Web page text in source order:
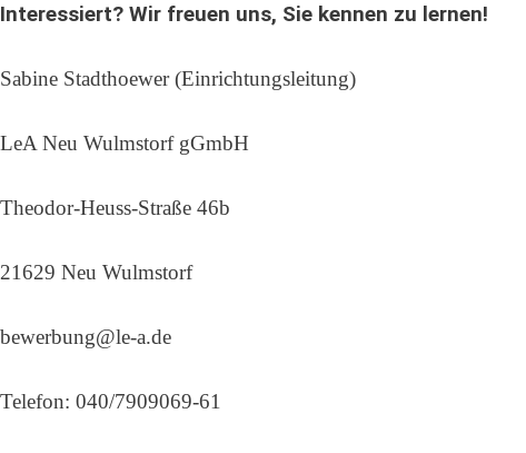
Interessiert? Wir freuen uns, Sie kennen zu lernen!
Sabine Stadthoewer (Einrichtungsleitung)
LeA Neu Wulmstorf gGmbH
Theodor-Heuss-Straße 46b
21629 Neu Wulmstorf
bewerbung@le-a.de
Telefon: 040/7909069-61